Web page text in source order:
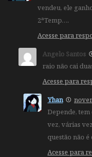
vendeu, ele
2ªTemp….
Acesse para
Angelo Santos
raio não cai
Acesse para
Yhan
Depende,
vez, várias
questão não é
Acesse para